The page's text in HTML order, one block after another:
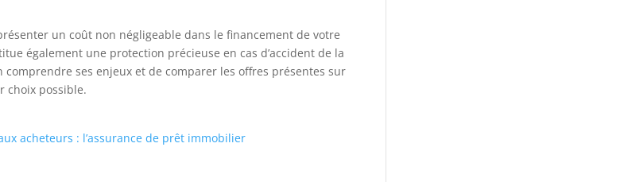
un coût non négligeable dans le financement de votre
également une protection précieuse en cas d’accident de la
ses enjeux et de comparer les offres présentes sur
choix possible.
acheteurs : l’assurance de prêt immobilier